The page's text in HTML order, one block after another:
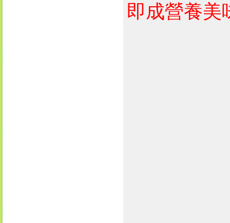
即成營養美